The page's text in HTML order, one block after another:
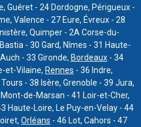
Guéret - 24 Dordogne, Périgueux -
Valence - 27 Eure, Évreux - 28
Quimper - 2A Corse-du-
- 30 Gard, Nîmes - 31 Haute-
- 33 Gironde, Bordeaux- 34
et-Vilaine, Rennes - 36 Indre,
- 38 Isère, Grenoble - 39 Jura,
de-Marsan - 41 Loir-et-Cher,
Haute-Loire, Le Puy-en-Velay - 44
Orléans - 46 Lot, Cahors - 47